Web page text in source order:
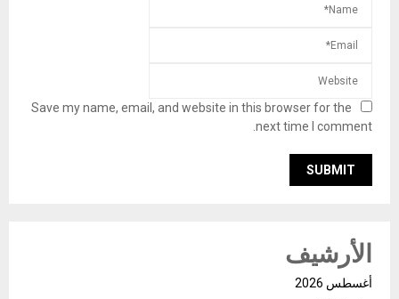
Save my name, email, and website in this browser for the
next time I comment.
الأرشيف
أغسطس 2026